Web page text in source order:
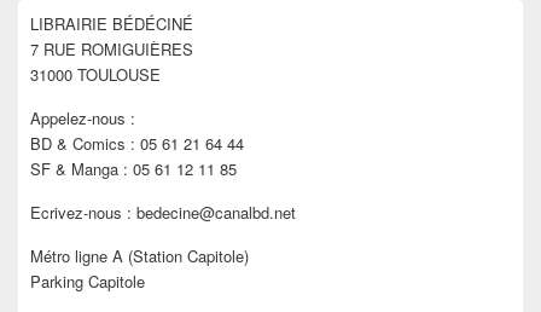
barre
latérale
LIBRAIRIE BÉDÉCINÉ
7 RUE ROMIGUIÈRES
31000 TOULOUSE
Appelez-nous :
BD & Comics : 05 61 21 64 44
SF & Manga : 05 61 12 11 85
Ecrivez-nous : bedecine@canalbd.net
Métro ligne A (Station Capitole)
Parking Capitole